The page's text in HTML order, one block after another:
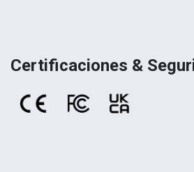
Certificaciones &